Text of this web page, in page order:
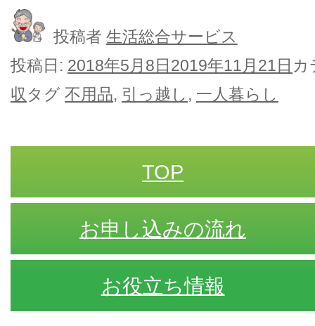
投稿者 生活総合サービス
投稿日: 2018年5月8日2019年11月21日
収 タグ 不用品, 引っ越し , 一人暮らし
TOP
お申し込みの流れ
お役立ち情報